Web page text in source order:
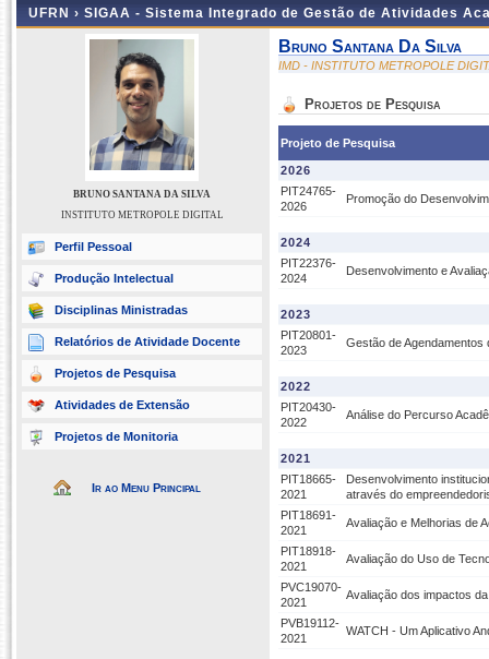
UFRN › SIGAA - Sistema Integrado de Gestão de Atividades
BRUNO SANTANA DA SILVA
INSTITUTO METROPOLE DIGITAL
Perfil Pessoal
Produção Intelectual
Disciplinas Ministradas
Relatórios de Atividade Docente
Projetos de Pesquisa
Atividades de Extensão
Projetos de Monitoria
Ir ao Menu Principal
Bruno Santana Da Silva
IMD - INSTITUTO METROPOLE
Projetos de Pesquisa
Projeto de Pesquisa
2026
PIT24765-
2026
Promoção do
2024
PIT22376-
2024
Desenvolvimento e
2023
PIT20801-
2023
Gestão de
2022
PIT20430-
2022
Análise do Percurso
2021
PIT18665-
2021
Desenvolvimento
através do
PIT18691-
2021
Avaliação e Melhorias de
PIT18918-
2021
Avaliação do Uso de
PVC19070-
2021
Avaliação dos impactos
PVB19112-
2021
WATCH - Um Aplicativo